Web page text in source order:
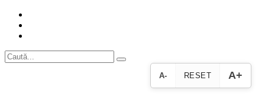
A- RESET A+